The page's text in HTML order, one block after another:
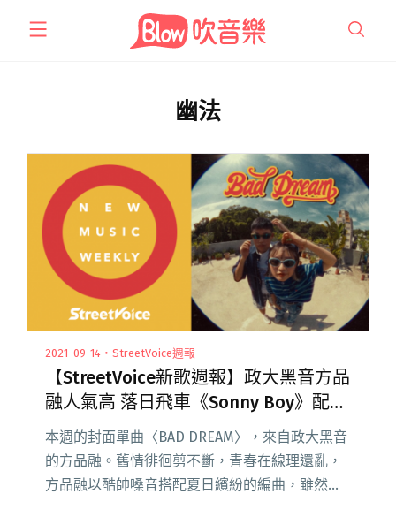
幽法
2021-09-14・StreetVoice週報
【StreetVoice新歌週報】政大黑音方品
融人氣高 落日飛車《Sonny Boy》配樂
作上線
本週的封面單曲〈BAD DREAM〉，來自政大黑音
的方品融。舊情徘徊剪不斷，青春在線理還亂，
方品融以酷帥嗓音搭配夏日繽紛的編曲，雖然忘
不了的感情像惡夢，但該有的態度絕對少不了。